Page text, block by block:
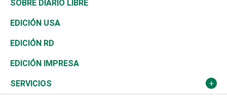
Reportajes
África
Ocenanía
Caribe
Resto del mundo
Vivienda
Telecom.
Global y variable
Economía personal
Buena Vida
Sociales
Novedades
Podcast Arte Libre
Ciclismo
Tenis
Olimpismo
Más deportes
En Directo
El Espía
Noticiero Poteleche
Columnistas
Clima
Tecnología
Historia
Martes de tecnología
Cambio climático
Mundo
Economía
Revista
Deportes
Opinión
SOBRE DIARIO LIBRE
EDICIÓN USA
EDICIÓN RD
EDICIÓN IMPRESA
SERVICIOS